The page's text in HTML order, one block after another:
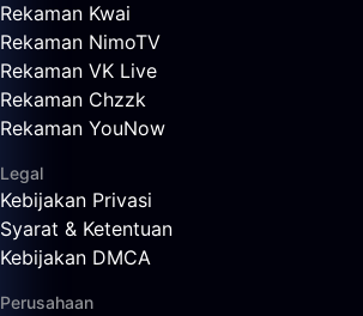
Rekaman Kwai
Rekaman NimoTV
Rekaman VK Live
Rekaman Chzzk
Rekaman YouNow
Legal
Kebijakan Privasi
Syarat & Ketentuan
Kebijakan DMCA
Perusahaan